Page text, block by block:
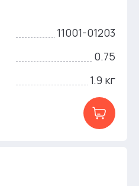
11001-01203
0.75
1.9 кг